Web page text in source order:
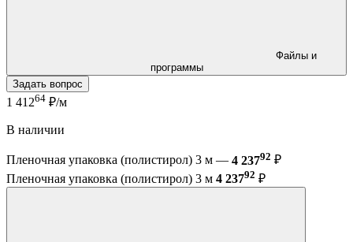
программы
Задать вопрос
1 41264 ₽/м
В наличии
Пленочная упаковка (полистирол) 3 м — 4 23792 ₽
Пленочная упаковка (полистирол) 3 м 4 23792 ₽